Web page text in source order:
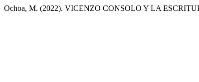
Ochoa, M. (2022). VICENZO CONSOLO Y LA